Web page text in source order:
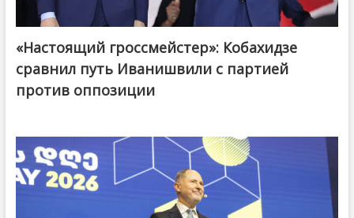
@ქართული ოცნება / Georgian Dream
«Настоящий гроссмейстер»: Кобахидзе
сравнил путь Иванишвили с партией
против оппозиции